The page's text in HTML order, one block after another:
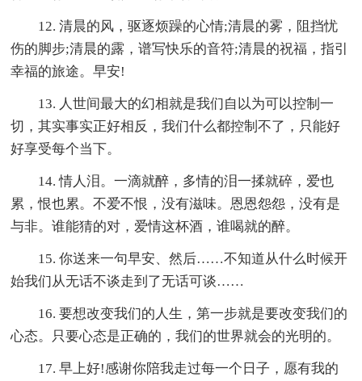
12. 清晨的风，驱逐烦躁的心情;清晨的雾，阻挡忧
伤的脚步;清晨的露，谱写快乐的音符;清晨的祝福，指引
幸福的旅途。早安!
13. 人世间最大的幻相就是我们自以为可以控制一
切，其实事实正好相反，我们什么都控制不了，只能好
好享受每个当下。
14. 情人泪。一滴就醉，多情的泪一揉就碎，爱也
累，恨也累。不爱不恨，没有滋味。恩恩怨怨，没有是
与非。谁能猜的对，爱情这杯酒，谁喝就的醉。
15. 你送来一句早安、然后……不知道从什么时候开
始我们从无话不谈走到了无话可谈……
16. 要想改变我们的人生，第一步就是要改变我们的
心态。只要心态是正确的，我们的世界就会的光明的。
17. 早上好!感谢你陪我走过每一个日子，愿有我的